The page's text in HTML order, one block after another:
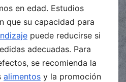
en edad. Estudios
que su capacidad para
puede reducirse si
adecuadas. Para
se recomienda la
alimentos y la promoción